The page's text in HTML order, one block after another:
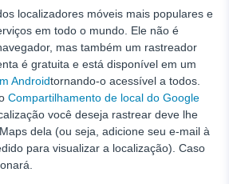
localizadores móveis mais populares e
em todo o mundo. Ele não é
mas também um rastreador
é gratuita e está disponível em um
Androidtornando-o acessível a todos.
Compartilhamento de local do Google
você deseja rastrear deve lhe
dela (ou seja, adicione seu e-mail à
para visualizar a localização). Caso